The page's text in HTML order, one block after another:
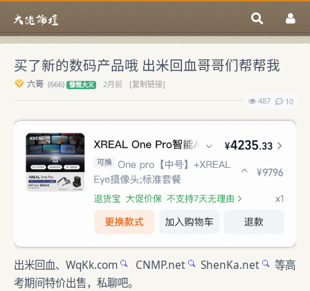
买了新的数码产品哦 出米回血哥哥们帮帮我
六哥 (666) 慷慨大义 2月前
[复制链接]
487
10
出米回血、 WqKk.com CNMP.net ShenKa.net
等高
考期间特价出售，私聊吧。